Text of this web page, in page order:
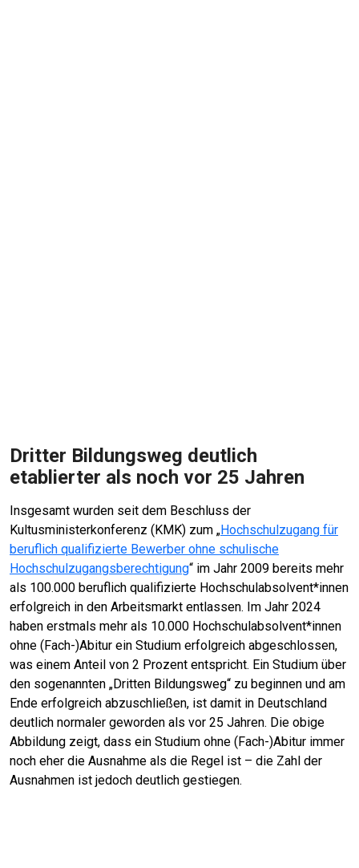
Dritter Bildungsweg deutlich
etablierter als noch vor 25 Jahren
Insgesamt wurden seit dem Beschluss der
Kultusministerkonferenz (KMK) zum „Hochschulzugang für
beruflich qualifizierte Bewerber ohne schulische
Hochschulzugangsberechtigung“ im Jahr 2009 bereits mehr
als 100.000 beruflich qualifizierte Hochschulabsolvent*innen
erfolgreich in den Arbeitsmarkt entlassen. Im Jahr 2024
haben erstmals mehr als 10.000 Hochschulabsolvent*innen
ohne (Fach-)Abitur ein Studium erfolgreich abgeschlossen,
was einem Anteil von 2 Prozent entspricht. Ein Studium über
den sogenannten „Dritten Bildungsweg“ zu beginnen und am
Ende erfolgreich abzuschließen, ist damit in Deutschland
deutlich normaler geworden als vor 25 Jahren. Die obige
Abbildung zeigt, dass ein Studium ohne (Fach-)Abitur immer
noch eher die Ausnahme als die Regel ist – die Zahl der
Ausnahmen ist jedoch deutlich gestiegen.